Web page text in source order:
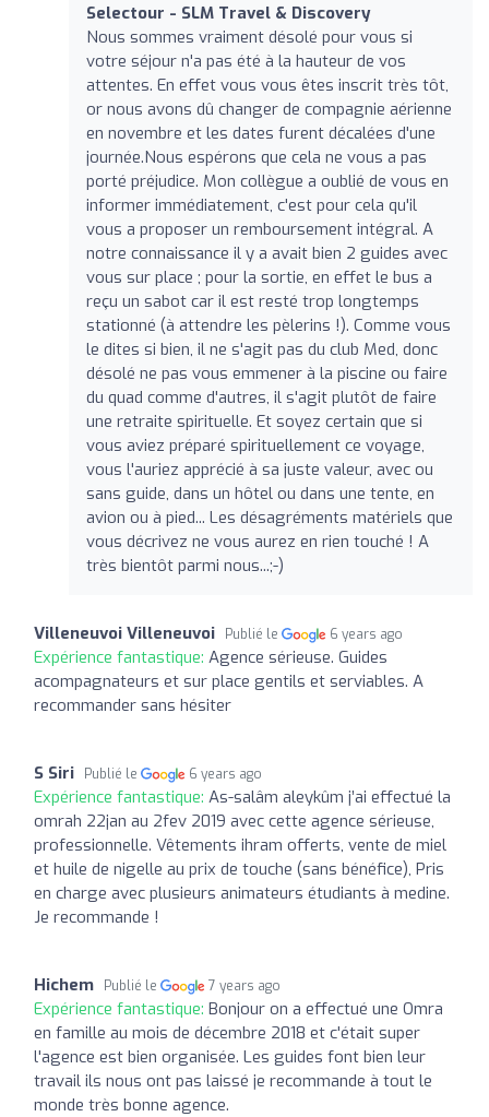
Selectour - SLM Travel & Discovery
Nous sommes vraiment désolé pour vous si
votre séjour n'a pas été à la hauteur de vos
attentes. En effet vous vous êtes inscrit très tôt,
or nous avons dû changer de compagnie aérienne
en novembre et les dates furent décalées d'une
journée.Nous espérons que cela ne vous a pas
porté préjudice. Mon collègue a oublié de vous en
informer immédiatement, c'est pour cela qu'il
vous a proposer un remboursement intégral. A
notre connaissance il y a avait bien 2 guides avec
vous sur place ; pour la sortie, en effet le bus a
reçu un sabot car il est resté trop longtemps
stationné (à attendre les pèlerins !). Comme vous
le dites si bien, il ne s'agit pas du club Med, donc
désolé ne pas vous emmener à la piscine ou faire
du quad comme d'autres, il s'agit plutôt de faire
une retraite spirituelle. Et soyez certain que si
vous aviez préparé spirituellement ce voyage,
vous l'auriez apprécié à sa juste valeur, avec ou
sans guide, dans un hôtel ou dans une tente, en
avion ou à pied... Les désagréments matériels que
vous décrivez ne vous aurez en rien touché ! A
très bientôt parmi nous...;-)
Villeneuvoi Villeneuvoi Publié le 6 years ago
Expérience fantastique: Agence sérieuse. Guides
acompagnateurs et sur place gentils et serviables. A
recommander sans hésiter
S Siri Publié le 6 years ago
Expérience fantastique: As-salâm aleykûm j’ai effectué la
omrah 22jan au 2fev 2019 avec cette agence sérieuse,
professionnelle. Vêtements ihram offerts, vente de miel
et huile de nigelle au prix de touche (sans bénéfice), Pris
en charge avec plusieurs animateurs étudiants à medine.
Je recommande !
Hichem Publié le 7 years ago
Expérience fantastique: Bonjour on a effectué une Omra
en famille au mois de décembre 2018 et c'était super
l'agence est bien organisée. Les guides font bien leur
travail ils nous ont pas laissé je recommande à tout le
monde très bonne agence.